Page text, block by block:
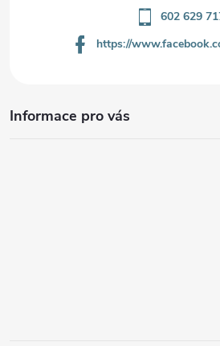
602 629
https://
Informace pro vás